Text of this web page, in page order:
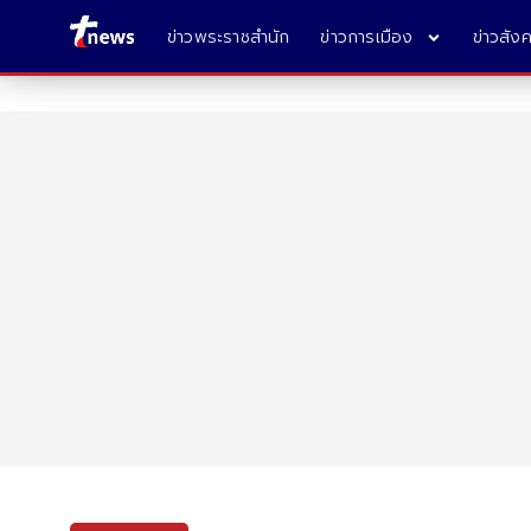
ข่าวพระราชสำนัก ข่าวการเมือง ข่าวสัง